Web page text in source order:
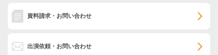
資料請求・お問い合わせ
出演依頼・お問い合わせ